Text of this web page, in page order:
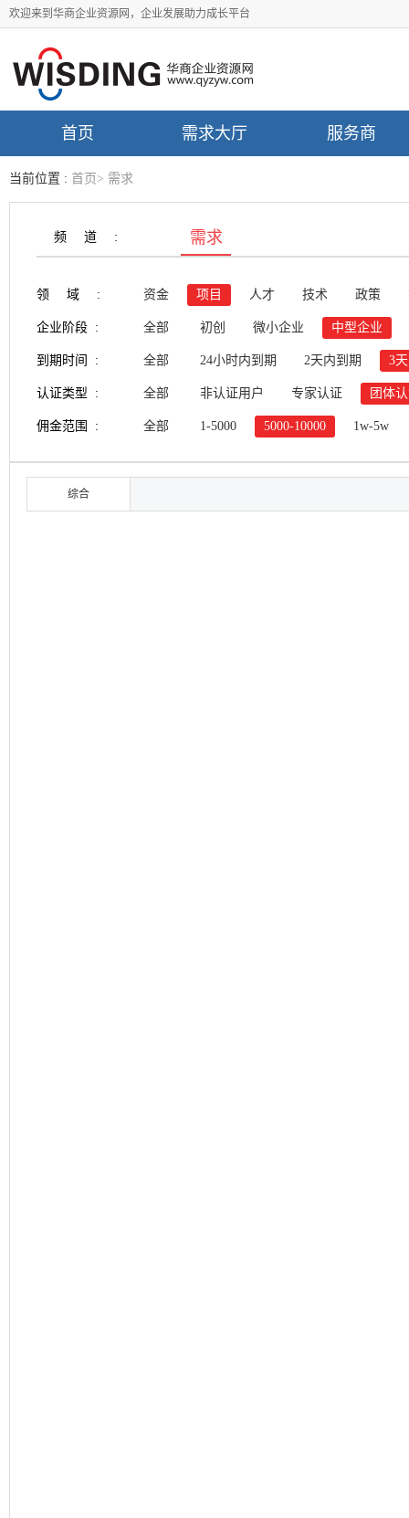
欢迎来到华商企业资源网，企业发展助力成长平台
首页 需求大厅 服务商
当前位置 : 首页 > 需求
频道: 需求
领域: 资金 项目 人才 技术 政策
企业阶段 : 全部 初创 微小企业 中型企业
到期时间 : 全部 24小时内到期 2天内到期 3
认证类型 : 全部 非认证用户 专家认证 团体
佣金范围 : 全部 1-5000 5000-10000 1w-5w
综合